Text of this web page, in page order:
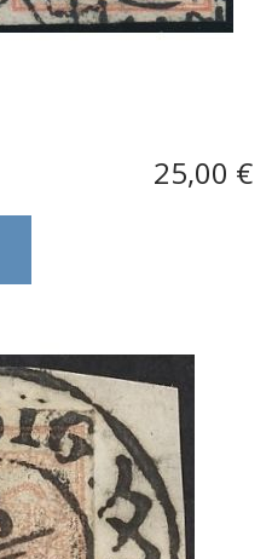
25,00 €